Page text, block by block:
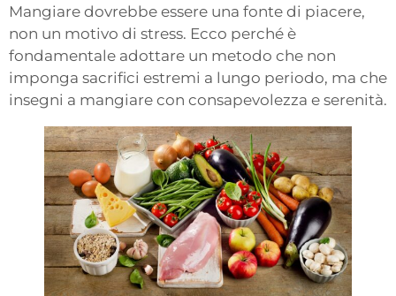
Mangiare dovrebbe essere una fonte di piacere,
non un motivo di stress. Ecco perché è
fondamentale adottare un metodo che non
imponga sacrifici estremi a lungo periodo, ma che
insegni a mangiare con consapevolezza e serenità.